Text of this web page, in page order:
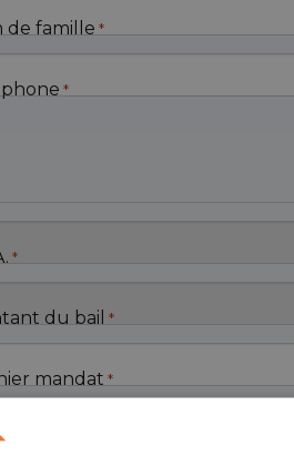
de famille *
*
*
du bail *
mandat *